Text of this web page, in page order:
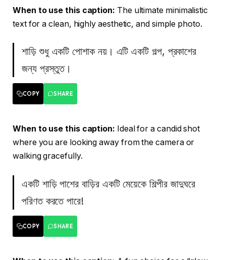
When to use this caption: The ultimate minimalistic
text for a clean, highly aesthetic, and simple photo.
শাড়ি শুধু একটি পোশাক নয়। এটি একটি গল্প, প্রকাশের
জন্য প্রস্তুত।
COPY SHARE
When to use this caption: Ideal for a candid shot
where you are looking away from the camera or
walking gracefully.
একটি শাড়ি পাশের বাড়ির একটি মেয়েকে শিল্পীর জাদুঘরে
পরিণত করতে পারে!
COPY SHARE